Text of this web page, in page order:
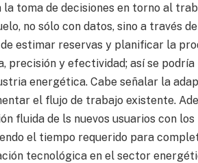
la toma de decisiones en torno al
no sólo con datos, sino a través
estimar reservas y planificar la
precisión y efectividad; así se
energética. Cabe señalar la
el flujo de trabajo existente.
fluida de ls nuevos usuarios con
el tiempo requerido para
tecnológica en el sector